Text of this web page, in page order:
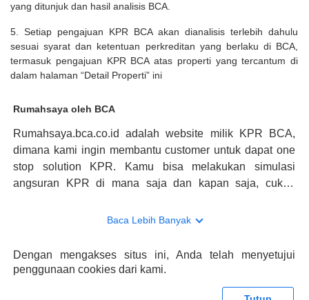
yang ditunjuk dan hasil analisis BCA.
5. Setiap pengajuan KPR BCA akan dianalisis terlebih dahulu
sesuai syarat dan ketentuan perkreditan yang berlaku di BCA,
termasuk pengajuan KPR BCA atas properti yang tercantum di
dalam halaman “Detail Properti” ini
Rumahsaya oleh BCA
Rumahsaya.bca.co.id adalah website milik KPR BCA,
dimana kami ingin membantu customer untuk dapat one
stop solution KPR. Kamu bisa melakukan simulasi
angsuran KPR di mana saja dan kapan saja, cukup
konsultasi mengenai KPR, maka ada layanan live chat
memberikan keuntungan yang berlipat, persyaratan
pengajuan KPR BCA juga sangat mudah, kamu bisa cek
Baca Lebih Banyak
Dengan mengakses situs ini, Anda telah menyetujui
penggunaan cookies dari kami.